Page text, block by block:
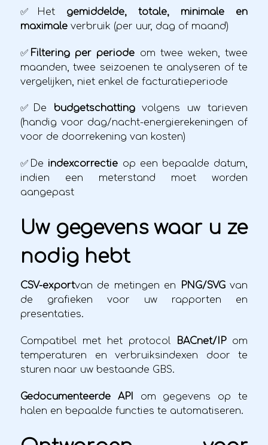
✅Het gemiddelde, totale, minimale en
maximale verbruik (per uur, dag of maand)
✅ Filtering per periode om twee weken, twee
maanden, twee seizoenen te analyseren of te
vergelijken, niet enkel de facturatieperiode
✅De budgetschattingvolgens uw tarieven
(handig voor dag/nacht-energierekeningen of
voor de doorrekening van kosten)
✅De indexcorrectie op een bepaalde datum,
indien een meterstand moet worden
aangepast
Uw gegevens waar u ze
nodig hebt
CSV-exportvan de metingen en PNG/SVGvan
de grafieken voor uw rapporten en
presentaties.
Compatibel met het protocol BACnet/IP om
temperaturen en verbruiksindexen door te
sturen naar uw bestaande GBS.
Gedocumenteerde API om gegevens op te
halen en bepaalde functies te automatiseren.